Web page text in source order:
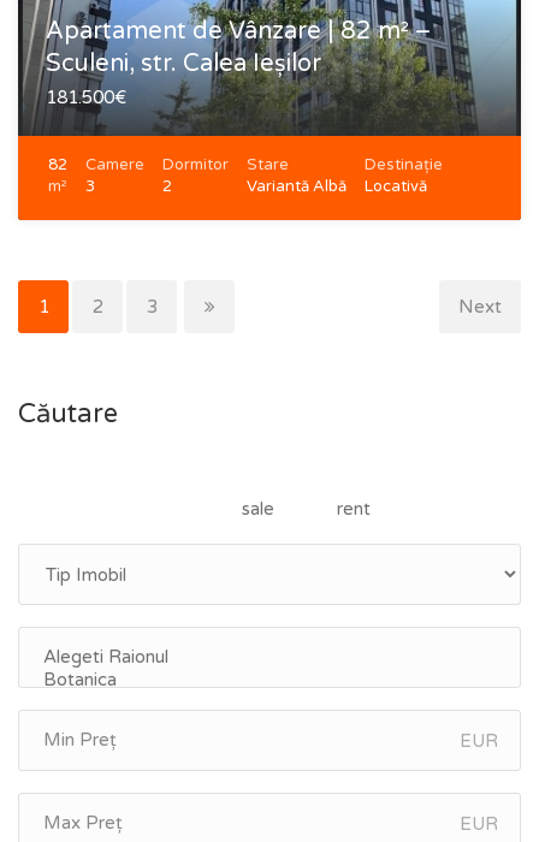
Apartament de Vânzare | 82 m² –
Sculeni, str. Calea Ieșilor
181.500€
82
m²
Camere
3
Dormitor
2
Stare
Variantă Albă
Destinație
Locativă
1 2 3 Next
Căutare
sale rent
EUR
EUR